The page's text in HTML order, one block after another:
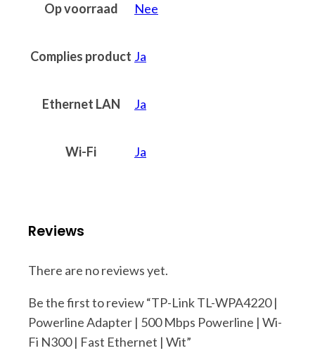
Op voorraad Nee
Complies product Ja
Ethernet LAN Ja
Wi-Fi Ja
Reviews
There are no reviews yet.
Be the first to review “TP-Link TL-WPA4220 |
Powerline Adapter | 500 Mbps Powerline | Wi-
Fi N300 | Fast Ethernet | Wit”